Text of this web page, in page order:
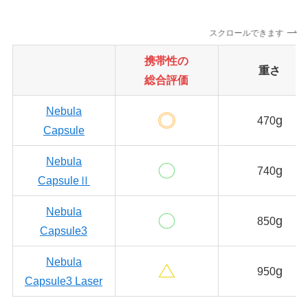
スクロールできます
携帯性の
総合評価
重さ
Nebula
Capsule
470g
Nebula
CapsuleⅡ
740g
Nebula
Capsule3
850g
Nebula
Capsule3 Laser
950g